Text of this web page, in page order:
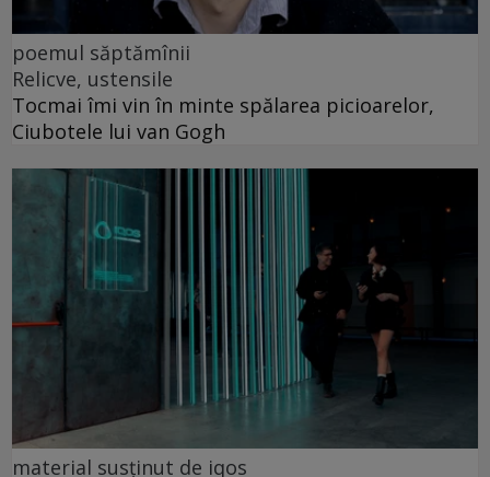
poemul săptămînii
Relicve, ustensile
Tocmai îmi vin în minte spălarea picioarelor,
Ciubotele lui van Gogh
material susținut de iqos